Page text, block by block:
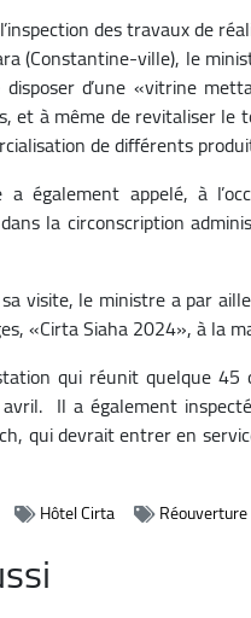
des travaux de
(Constantine-ville), le
d’une «vitrine
et à même de revitaliser le
de différents
a également appelé, à
la circonscription
visite, le ministre a par
«Cirta Siaha 2024», à la
qui réunit quelque 45
Il a également
qui devrait entrer en
Hôtel Cirta Réouverture